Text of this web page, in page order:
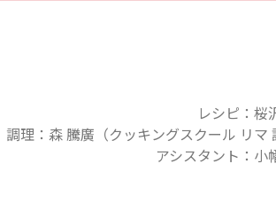
レシピ：桜
調理：森 騰廣（クッキングスクール リマ
アシスタント：小